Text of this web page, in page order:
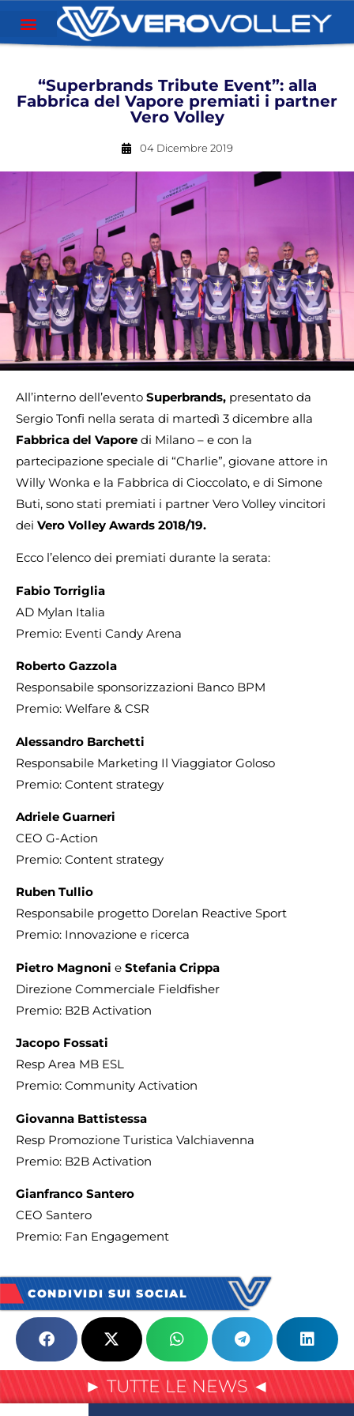
“Superbrands Tribute Event”: alla
Fabbrica del Vapore premiati i partner
Vero Volley
04 Dicembre 2019
All’interno dell’evento Superbrands, presentato da
Sergio Tonfi nella serata di martedì 3 dicembre alla
Fabbrica del Vapore di Milano – e con la
partecipazione speciale di “Charlie”, giovane attore in
Willy Wonka e la Fabbrica di Cioccolato, e di Simone
Buti, sono stati premiati i partner Vero Volley vincitori
dei Vero Volley Awards 2018/19.
Ecco l’elenco dei premiati durante la serata:
Fabio Torriglia
AD Mylan Italia
Premio: Eventi Candy Arena
Roberto Gazzola
Responsabile sponsorizzazioni Banco BPM
Premio: Welfare & CSR
Alessandro Barchetti
Responsabile Marketing Il Viaggiator Goloso
Premio: Content strategy
Adriele Guarneri
CEO G-Action
Premio: Content strategy
Ruben Tullio
Responsabile progetto Dorelan Reactive Sport
Premio: Innovazione e ricerca
Pietro Magnoni e Stefania Crippa
Direzione Commerciale Fieldfisher
Premio: B2B Activation
Jacopo Fossati
Resp Area MB ESL
Premio: Community Activation
Giovanna Battistessa
Resp Promozione Turistica Valchiavenna
Premio: B2B Activation
Gianfranco Santero
CEO Santero
Premio: Fan Engagement
CONDIVIDI SUI SOCIAL
► TUTTE LE NEWS ◄